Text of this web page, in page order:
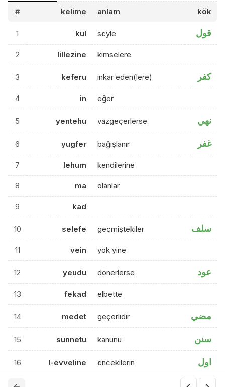
# kelime anlam kök
1 kul söyle قول
2 lillezine kimselere
3 keferu inkar eden(lere) كفر
4 in eğer
5 yentehu vazgeçerlerse نهي
6 yugfer bağışlanır غفر
7 lehum kendilerine
8 ma olanlar
9 kad
10 selefe geçmiştekiler سلف
11 vein yok yine
12 yeudu dönerlerse عود
13 fekad elbette
14 medet geçerlidir مضي
15 sunnetu kanunu سنن
16 l-evveline öncekilerin اول